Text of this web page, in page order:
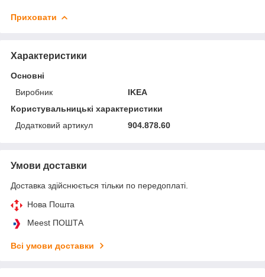
Приховати
Характеристики
Основні
Виробник
IKEA
Користувальницькі характеристики
Додатковий артикул
904.878.60
Умови доставки
Доставка здійснюється тільки по передоплаті.
Нова Пошта
Meest ПОШТА
Всі умови доставки